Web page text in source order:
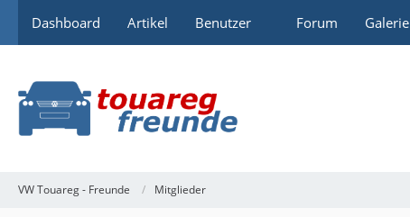
Dashboard Artikel Benutzer Forum Galerie
VW Touareg - Freunde Mitglieder